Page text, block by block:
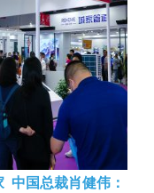
国总裁肖健伟：